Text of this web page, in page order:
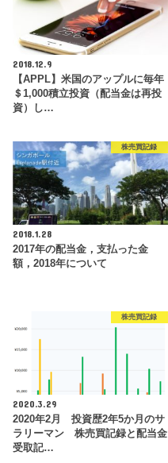
2018.12.9
【APPL】米国のアップルに毎年
＄1,000積立投資（配当金は再投
資）し…
株売買記録
2018.1.28
2017年の配当金，支払った金
額，2018年について
株売買記録
2020.3.29
2020年2月 投資歴2年5か月のサ
ラリーマン 株売買記録と配当金
受取記…